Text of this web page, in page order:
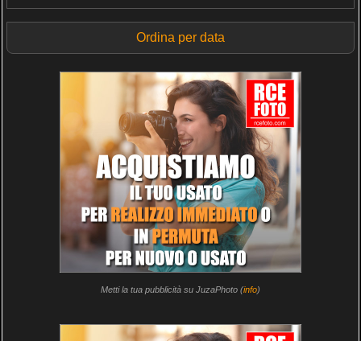
Ordina per data
Metti la tua pubblicità su JuzaPhoto (info)